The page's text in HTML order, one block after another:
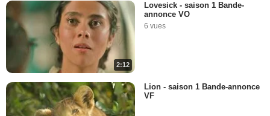
2:12
Lovesick - saison 1 Bande-
annonce VO
6 vues
Lion - saison 1 Bande-annonce
VF